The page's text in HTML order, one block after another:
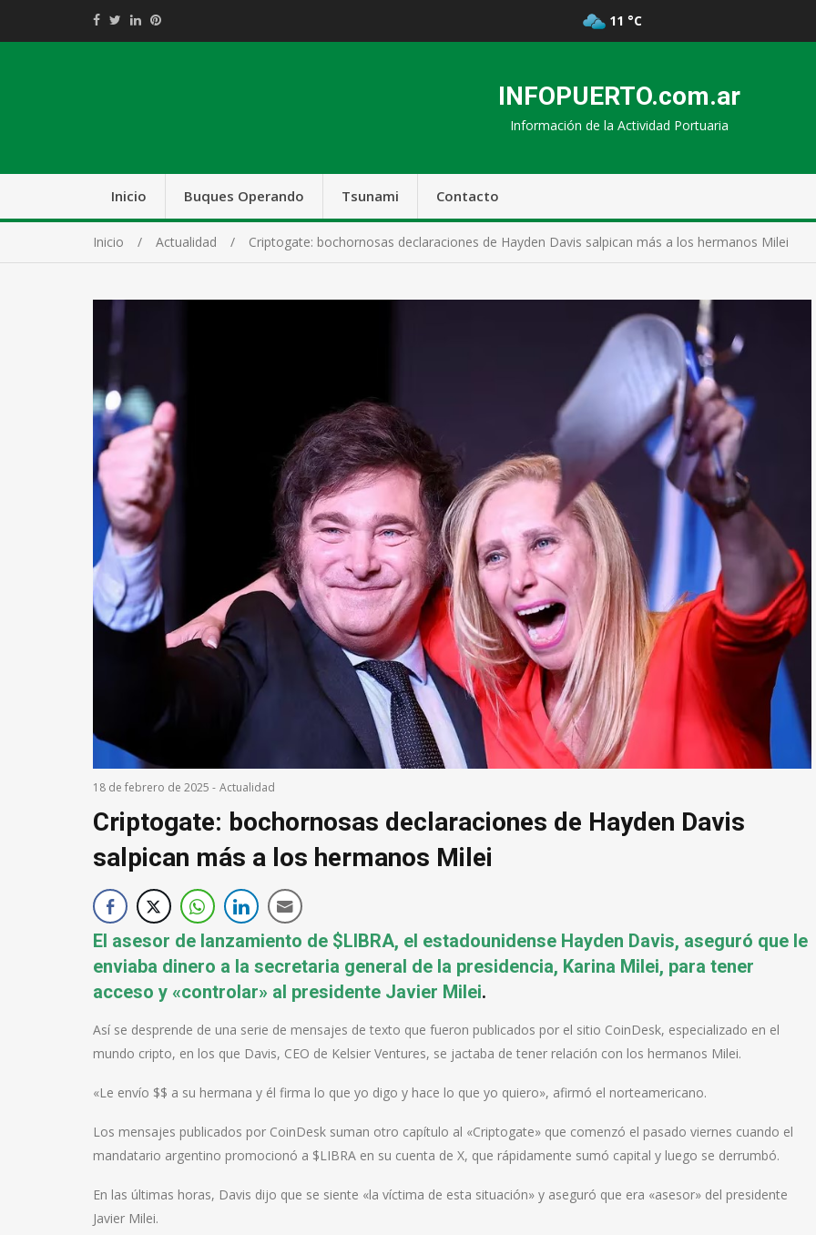
11 °C
INFOPUERTO.com.ar
Información de la Actividad Portuaria
Inicio Buques Operando Tsunami Contacto
Inicio Actualidad Criptogate: bochornosas declaraciones de Hayden Davis salpican más a los hermanos Milei
18 de febrero de 2025 - Actualidad
Criptogate: bochornosas declaraciones de Hayden Davis
salpican más a los hermanos Milei
El asesor de lanzamiento de $LIBRA, el estadounidense Hayden Davis, aseguró que le
enviaba dinero a la secretaria general de la presidencia, Karina Milei, para tener
acceso y «controlar» al presidente Javier Milei.
Así se desprende de una serie de mensajes de texto que fueron publicados por el sitio CoinDesk, especializado en el
mundo cripto, en los que Davis, CEO de Kelsier Ventures, se jactaba de tener relación con los hermanos Milei.
«Le envío $$ a su hermana y él firma lo que yo digo y hace lo que yo quiero», afirmó el norteamericano.
Los mensajes publicados por CoinDesk suman otro capítulo al «Criptogate» que comenzó el pasado viernes cuando el
mandatario argentino promocionó a $LIBRA en su cuenta de X, que rápidamente sumó capital y luego se derrumbó.
En las últimas horas, Davis dijo que se siente «la víctima de esta situación» y aseguró que era «asesor» del presidente
Javier Milei.